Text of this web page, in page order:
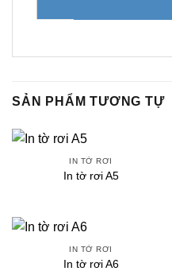
SẢN PHẨM TƯƠNG TỰ
IN TỜ RƠI
In tờ rơi A5
IN TỜ RƠI
In tờ rơi A6